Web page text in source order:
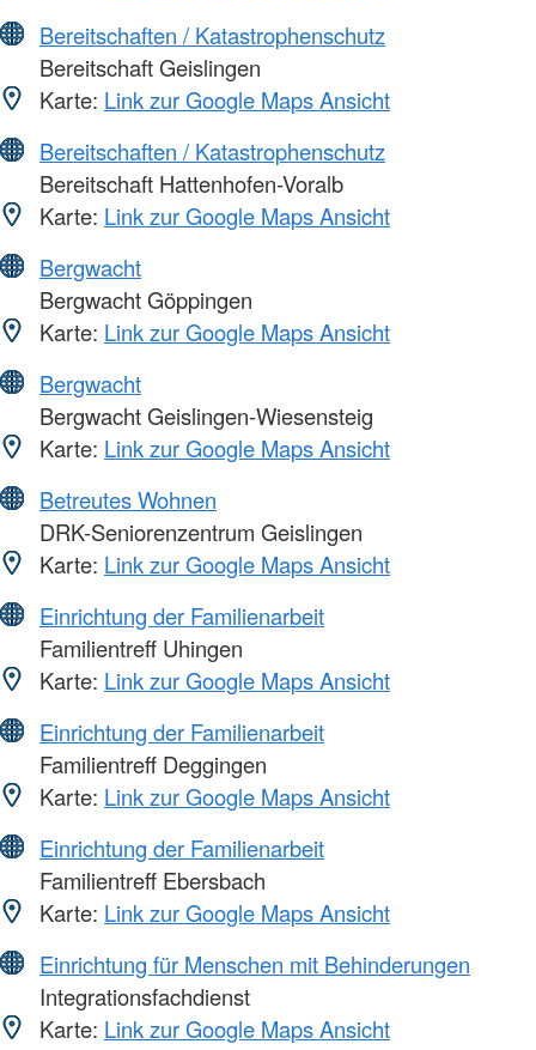
Bereitschaften / Katastrophenschutz
Bereitschaft Geislingen
Karte: Link zur Google Maps Ansicht
Bereitschaften / Katastrophenschutz
Bereitschaft Hattenhofen-Voralb
Karte: Link zur Google Maps Ansicht
Bergwacht
Bergwacht Göppingen
Karte: Link zur Google Maps Ansicht
Bergwacht
Bergwacht Geislingen-Wiesensteig
Karte: Link zur Google Maps Ansicht
Betreutes Wohnen
DRK-Seniorenzentrum Geislingen
Karte: Link zur Google Maps Ansicht
Einrichtung der Familienarbeit
Familientreff Uhingen
Karte: Link zur Google Maps Ansicht
Einrichtung der Familienarbeit
Familientreff Deggingen
Karte: Link zur Google Maps Ansicht
Einrichtung der Familienarbeit
Familientreff Ebersbach
Karte: Link zur Google Maps Ansicht
Einrichtung für Menschen mit Behinderungen
Integrationsfachdienst
Karte: Link zur Google Maps Ansicht